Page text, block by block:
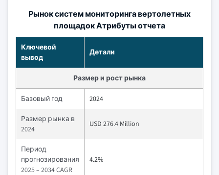
Рынок систем мониторинга вертолетных
площадок Атрибуты отчета
Ключевой
вывод
Детали
Размер и рост рынка
Базовый год 2024
Размер рынка в
2024
USD 276.4 Million
Период
прогнозирования
2025 – 2034 CAGR
4.2%